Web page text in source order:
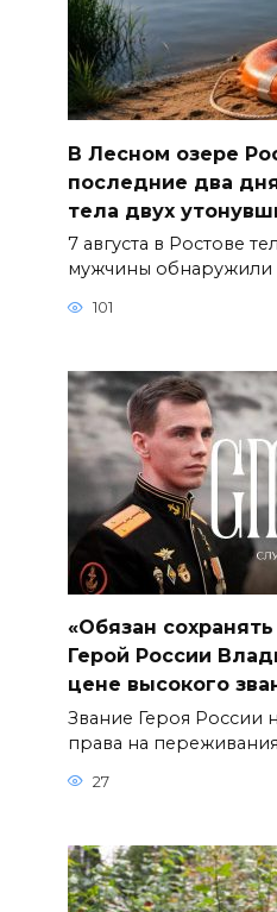
В Лесном озере
последние два
тела двух
7 августа в Ростове
мужчины обнаружили
101
«Обязан
Герой России
цене высокого
Звание Героя России
права на переживания
27